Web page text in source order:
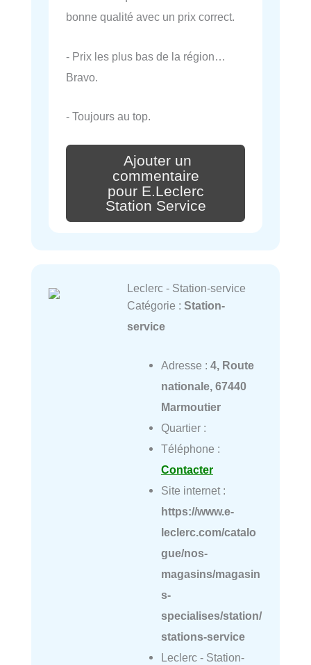
bonne qualité avec un prix correct.
- Prix les plus bas de la région…
Bravo.
- Toujours au top.
Ajouter un
commentaire
pour E.Leclerc
Station Service
Leclerc - Station-service
Catégorie : Station-
service
Adresse : 4, Route
nationale, 67440
Marmoutier
Quartier :
Téléphone :
Contacter
Site internet :
https://www.e-
leclerc.com/catalo
gue/nos-
magasins/magasin
s-
specialises/station/
stations-service
Leclerc - Station-